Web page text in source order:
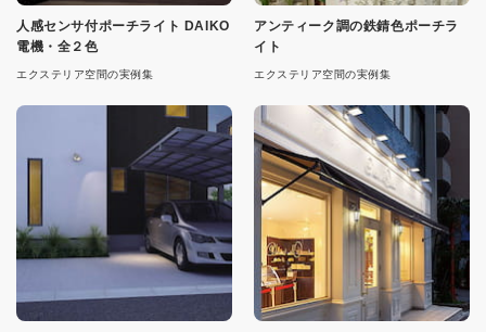
人感センサ付ポーチライト DAIKO
電機・全２色
エクステリア空間の実例集
アンティーク調の鉄錆色ポーチラ
イト
エクステリア空間の実例集